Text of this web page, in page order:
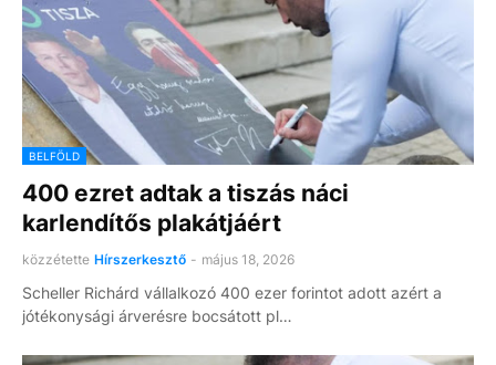
BELFÖLD
400 ezret adtak a tiszás náci
karlendítős plakátjáért
közzétette Hírszerkesztő - május 18, 2026
Scheller Richárd vállalkozó 400 ezer forintot adott azért a
jótékonysági árverésre bocsátott pl…